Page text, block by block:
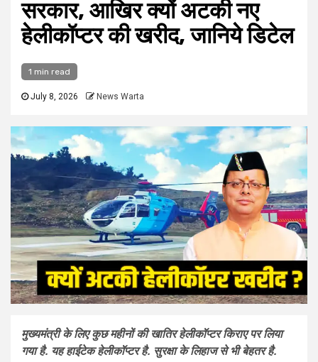
सरकार, आखिर क्यों अटकी नए
हेलीकॉप्टर की खरीद, जानिये डिटेल
1 min read
July 8, 2026 News Warta
मुख्यमंत्री के लिए कुछ महीनों की खातिर हेलीकॉप्टर किराए पर लिया
गया है. यह हाईटेक हेलीकॉप्टर है. सुरक्षा के लिहाज से भी बेहतर है.